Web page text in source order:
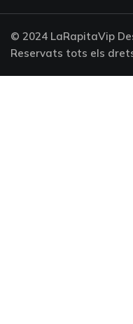
© 2024 LaRapitaVip
Reservats tots els